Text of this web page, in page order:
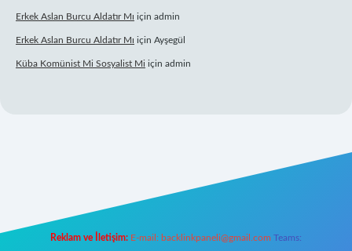
Erkek Aslan Burcu Aldatır Mı için admin
Erkek Aslan Burcu Aldatır Mı için Ayşegül
Küba Komünist Mi Sosyalist Mi için admin
Reklam ve İletişim: E-mail: backlinkpaneli@gmail.com Teams: